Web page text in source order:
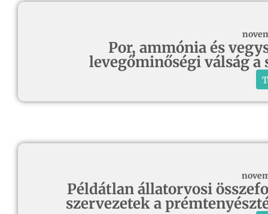
Por, ammónia és
levegőminőségi válság
Példátlan állatorvosi
szervezetek a